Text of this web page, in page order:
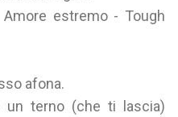
Amore estremo - Tough
afona.
un terno (che ti lascia)